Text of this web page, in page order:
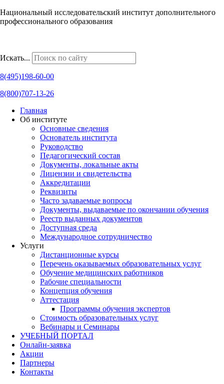
Национальный исследовательский институт дополнительного
профессионального образования
Искать...
8(495)198-60-00
8(800)707-13-26
Главная
Об институте
Основные сведения
Основатель института
Руководство
Педагогический состав
Документы, локальные акты
Лицензии и свидетельства
Аккредитации
Реквизиты
Часто задаваемые вопросы
Документы, выдаваемые по окончании обучения
Реестр выданных документов
Доступная среда
Международное сотрудничество
Услуги
Дистанционные курсы
Перечень оказываемых образовательных услуг
Обучение медицинских работников
Рабочие специальности
Концепция обучения
Аттестация
Программы обучения экспертов
Стоимость образовательных услуг
Вебинары и Семинары
УЧЕБНЫЙ ПОРТАЛ
Онлайн-заявка
Акции
Партнеры
Контакты